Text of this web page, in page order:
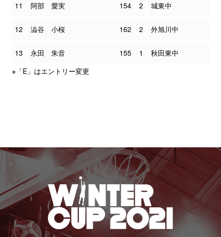
11 阿部 愛実 154 2 城東中
12 澁谷 小桜 162 2 外旭川中
13 永田 朱音 155 1
秋田東中
※「E」はエントリー変更